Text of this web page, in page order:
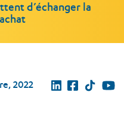
d’échanger la
2022